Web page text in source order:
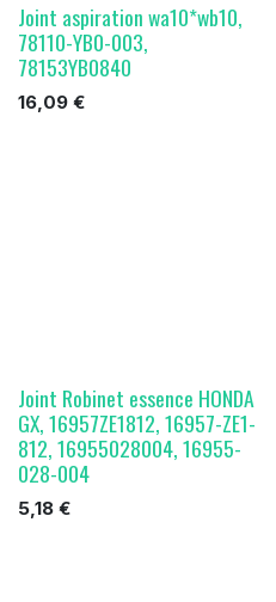
Joint aspiration wa10*wb10,
78110-YB0-003,
78153YB0840
16,09 €
Joint Robinet essence HONDA
GX, 16957ZE1812, 16957-ZE1-
812, 16955028004, 16955-
028-004
5,18 €